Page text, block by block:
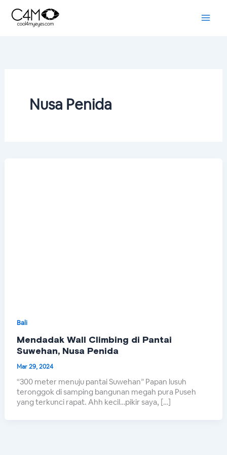
content
Nusa Penida
Bali
Mendadak Wall Climbing di Pantai
Suwehan, Nusa Penida
Mar 29, 2024
“300 meter menuju pantai Suwehan” Papan lusuh
teronggok di samping bangunan megah pura Puseh
yang terkunci rapat. Ahh kecil…pikir saya, […]